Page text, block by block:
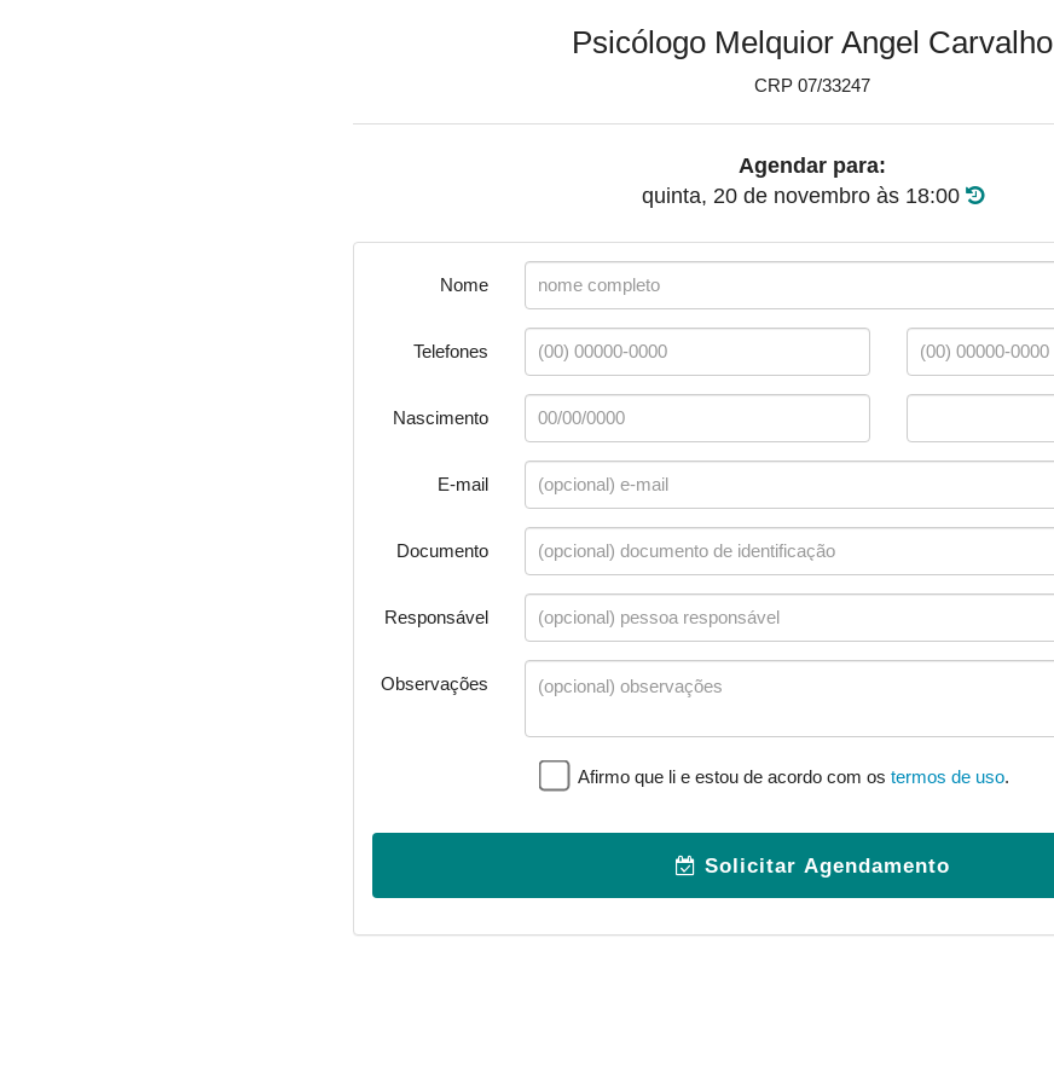
Psicólogo Melquior Angel Carvalho
CRP 07/33247
Agendar para:
quinta, 20 de novembro às 18:00
Nome
Telefones
Nascimento
E-mail
Documento
Responsável
Observações
Afirmo que li e estou de acordo com ostermos de uso.
Solicitar Agendamento